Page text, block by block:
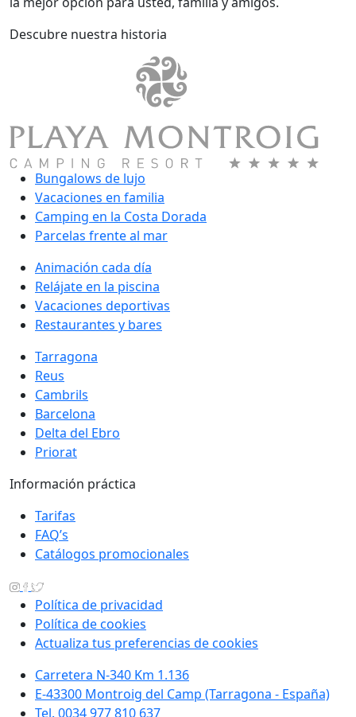
Descubre nuestra historia
Bungalows de lujo
Vacaciones en familia
Camping en la Costa Dorada
Parcelas frente al mar
Animación cada día
Relájate en la piscina
Vacaciones deportivas
Restaurantes y bares
Tarragona
Reus
Cambrils
Barcelona
Delta del Ebro
Priorat
Información práctica
Tarifas
FAQ’s
Catálogos promocionales
Política de privacidad
Política de cookies
Actualiza tus preferencias de cookies
Carretera N-340 Km 1.136
E-43300 Montroig del Camp (Tarragona - España)
Tel. 0034 977 810 637